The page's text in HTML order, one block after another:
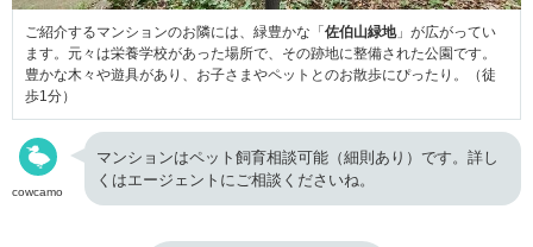
ご紹介するマンションのお隣には、緑豊かな「 佐伯山緑地」が広がってい
ます。元々は栄養学校があった場所で、その跡地に整備された公園です。
豊かな木々や遊具があり、お子さまやペットとのお散歩にぴったり。（徒
歩1分）
cowcamo
マンションはペット飼育相談可能（細則あり）です。詳し
くはエージェントにご相談くださいね。